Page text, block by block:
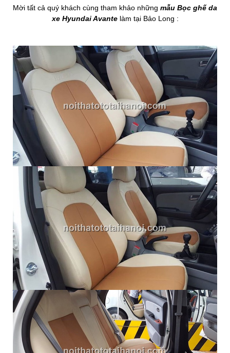
​Mời tất cả quý khách cùng tham khảo những mẫu Bọc ghế da
xe Hyundai Avantelàm tại Bảo Long :